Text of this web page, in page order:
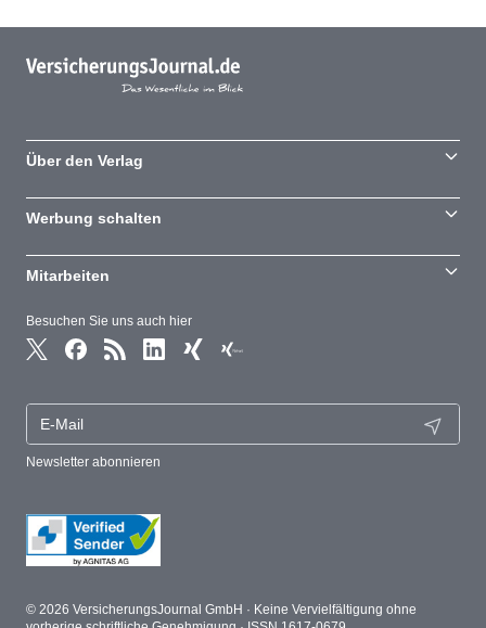
Besuchen Sie uns auch hier
Newsletter abonnieren
Über den Verlag
Werbung schalten
Mitarbeiten
© 2026 VersicherungsJournal GmbH · Keine Vervielfältigung ohne